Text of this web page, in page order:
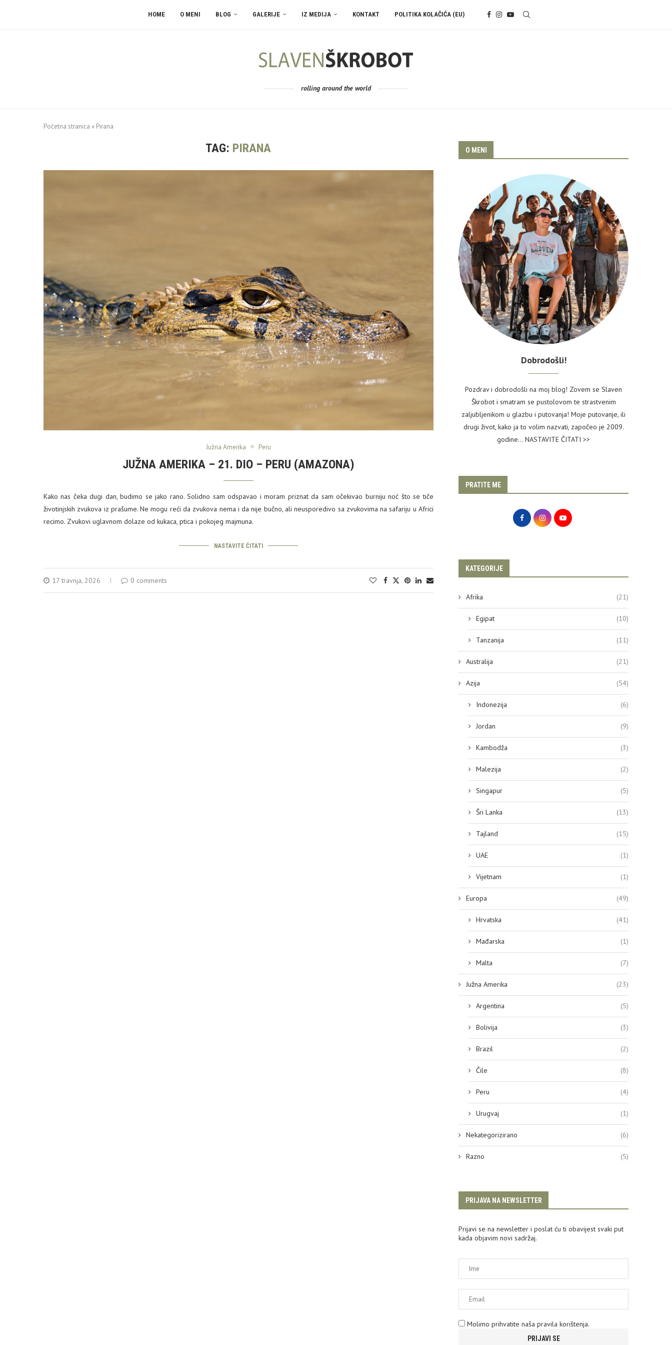
HOME O MENI BLOG GALERIJE IZ MEDIJA KONTAKT POLITIKA KOLAČIĆA (EU)
rolling around the world
Početna stranica » Pirana
TAG: PIRANA
Južna Amerika Peru
JUŽNA AMERIKA – 21. DIO – PERU (AMAZONA)
Kako nas čeka dugi dan, budimo se jako rano. Solidno sam odspavao i moram priznat da sam očekivao burniju noć što se tiče
životinjskih zvukova iz prašume. Ne mogu reći da zvukova nema i da nije bučno, ali neusporedivo sa zvukovima na safariju u Africi
recimo. Zvukovi uglavnom dolaze od kukaca, ptica i pokojeg majmuna.
NASTAVITE ČITATI
17 travnja, 2026 0 comments
O MENI
Dobrodošli!
Pozdrav i dobrodošli na moj blog! Zovem se Slaven
Škrobot i smatram se pustolovom te strastvenim
zaljubljenikom u glazbu i putovanja! Moje putovanje, ili
drugi život, kako ja to volim nazvati, započeo je 2009.
godine... NASTAVITE ČITATI >>
PRATITE ME
KATEGORIJE
Afrika (21)
Egipat (10)
Tanzanija (11)
Australija (21)
Azija (54)
Indonezija (6)
Jordan (9)
Kambodža (3)
Malezija (2)
Singapur (5)
Šri Lanka (13)
Tajland (15)
UAE (1)
Vijetnam (1)
Europa (49)
Hrvatska (41)
Mađarska (1)
Malta (7)
Južna Amerika (23)
Argentina (5)
Bolivija (3)
Brazil (2)
Čile (8)
Peru (4)
Urugvaj (1)
Nekategorizirano (6)
Razno (5)
PRIJAVA NA NEWSLETTER
Prijavi se na newsletter i poslat ću ti obavijest svaki put
kada objavim novi sadržaj.
Molimo prihvatite naša pravila korištenja.